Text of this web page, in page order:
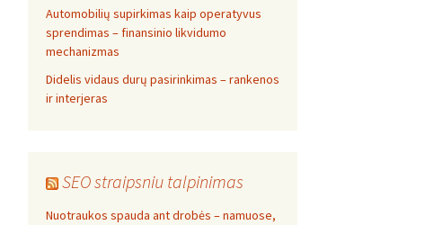
Automobilių supirkimas kaip operatyvus
sprendimas – finansinio likvidumo
mechanizmas
Didelis vidaus durų pasirinkimas – rankenos
ir interjeras
SEO straipsniu talpinimas
Nuotraukos spauda ant drobės – namuose,